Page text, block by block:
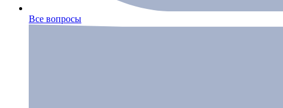
Все вопросы